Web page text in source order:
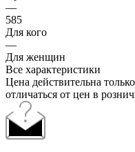
—
585
Для кого
—
Для женщин
Все характеристики
Цена действительна
отличаться от цен в